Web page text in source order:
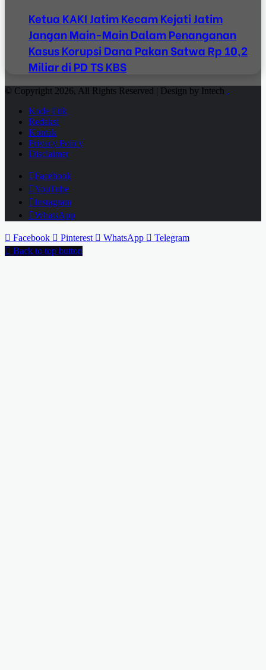
Ketua KAKI Jatim Kecam Kejati Jatim
Jangan Main-Main Dalam Penanganan
Kasus Korupsi Dana Pakan Satwa Rp 10,2
Miliar di PD TS KBS
© Copyright 2026, All Rights Reserved | Design by Intech .
Kode Etik
Redaksi
Kontak
Privacy Policy
Disclaimer
Facebook
YouTube
Instagram
WhatsApp
Facebook Pinterest WhatsApp
Telegram
Back to top button